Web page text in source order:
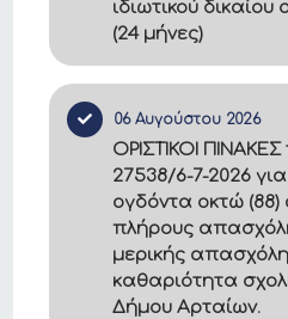
ιδιωτικού
(24 μήνες)
06 Αυγούστου 2026
ΟΡΙΣΤΙΚΟΙ
27538/6-7-2026
ογδόντα οκτώ (88)
πλήρους
μερικής
καθαριότητα
Δήμου Αρταίων.